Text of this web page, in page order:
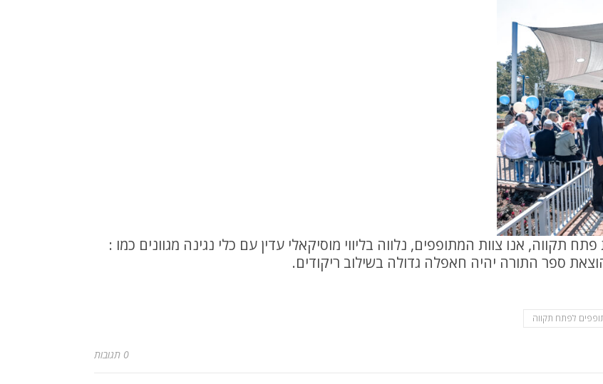
אנו צוות המתופפים, נלווה בליווי מוסיקאלי עדין עם כלי נגינה מגוונים כמו :
ספר התורה יהיה חאפלה גדולה בשילוב ריקודים.
לפתח תקווה
0 תגובות